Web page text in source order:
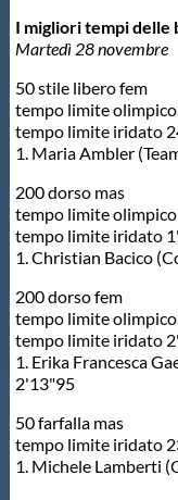
I migliori tempi delle
Martedì 28 novembre
50 stile libero fem
tempo limite
tempo limite iridato
1. Maria Ambler
200 dorso mas
tempo limite
tempo limite iridato
1. Christian Bacico
200 dorso fem
tempo limite
tempo limite iridato
1. Erika Francesca
2'13"95
50 farfalla mas
tempo limite iridato
1. Michele Lamberti